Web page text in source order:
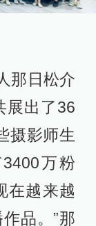
那日松介
展出了36
摄影师生
万粉
在越来越
品。”那